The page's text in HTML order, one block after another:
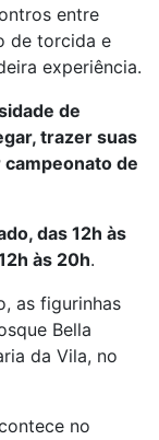
entre
de torcida e
experiência.
de
trazer suas
de
das 12h às
às 20h.
as figurinhas
Bella
da Vila, no
no